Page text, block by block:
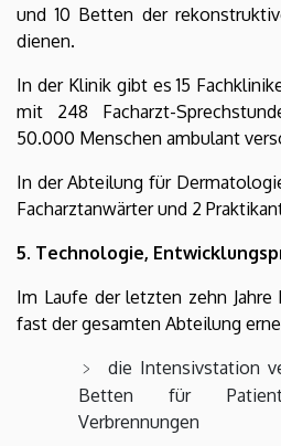
und 10 Betten der
dienen.
In der Klinik gibt es 15
mit 248 Facharzt-
50.000 Menschen ambulant
In der Abteilung für
Facharztanwärter und 2
5. Technologie,
Im Laufe der letzten zehn
fast der gesamten Abteilung
die Intensivstation
Betten für
Verbrennungen